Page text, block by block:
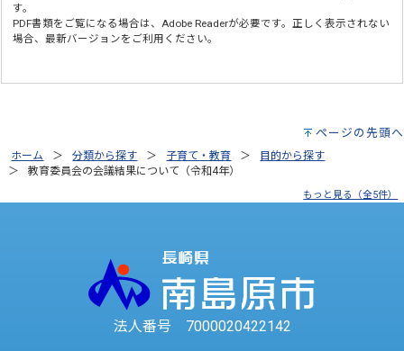
す。
PDF書類をご覧になる場合は、Adobe Readerが必要です。正しく表示されない
場合、最新バージョンをご利用ください。
ページの先頭へ
ホーム 分類から探す 子育て・教育
目的から探す
教育委員会の会議結果について（令和4年）
もっと見る（全5件）
法人番号 7000020422142